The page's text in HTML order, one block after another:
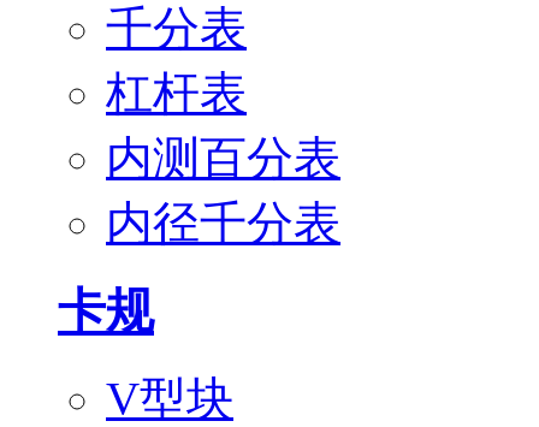
千分表
杠杆表
内测百分表
内径千分表
卡规
V型块